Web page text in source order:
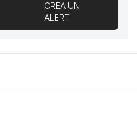
CREA UN
ALERT